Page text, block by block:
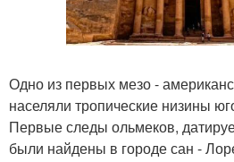
Одно из первых мезо -
населяли тропические низины
Первые следы ольмеков,
были найдены в городе сан -